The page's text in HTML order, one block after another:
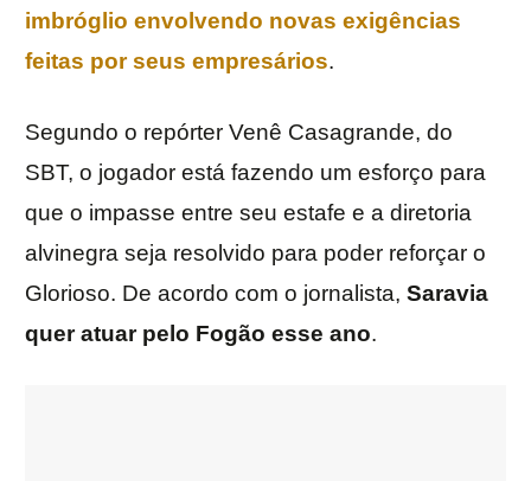
imbróglio envolvendo novas exigências
feitas por seus empresários.
Segundo o repórter Venê Casagrande, do
SBT, o jogador está fazendo um esforço para
que o impasse entre seu estafe e a diretoria
alvinegra seja resolvido para poder reforçar o
Glorioso. De acordo com o jornalista, Saravia
quer atuar pelo Fogão esse ano.